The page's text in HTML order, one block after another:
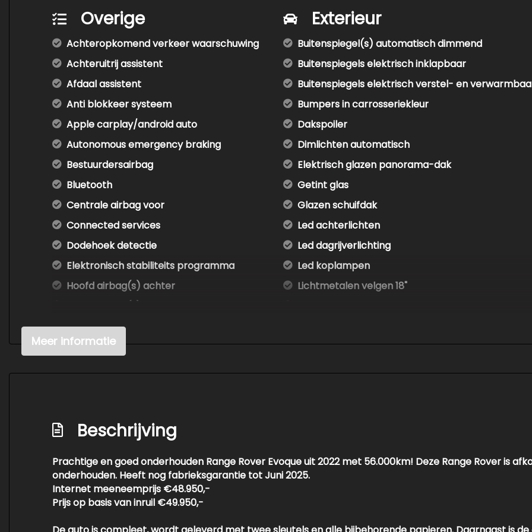
Overige
Achteropkomend verkeer waarschuwing
Achteruitrij assistent
Afdaal assistent
Anti blokkeer systeem
Apple carplay/android auto
Autonomous emergency braking
Bestuurdersairbag
Bluetooth
Centrale airbag voor
Connected services
Dodehoek detectie
Elektronisch stabiliteits programma
Hoofd airbag(s) achter
Keyless start
Multimedia scherm middel
Schakelpaddles
Zwarte (glans) exterieur delen
Exterieur
Buitenspiegel(s) automatisch dimmend
Buitenspiegels elektrisch inklapbaar
Buitenspiegels elektrisch verstel- en
Bumpers in carrosseriekleur
Dakspoiler
Dimlichten automatisch
Elektrisch glazen panorama-dak
Getint glas
Glazen schuifdak
Led achterlichten
Led dagrijverlichting
Led koplampen
Lichtmetalen velgen 18"
Parkeersensor voor
Interieur
Airco automatisch
Meer informatie
Beschrijving
Prachtige en goed onderhouden Range Rover Evoque uit 2022 met 56.000km! Deze Range Rover is
onderhouden. Heeft nog fabrieksgarantie tot Juni 2025.
Internet meeneemprijs €48.950,-
Prijs op basis van inruil €49.950,-